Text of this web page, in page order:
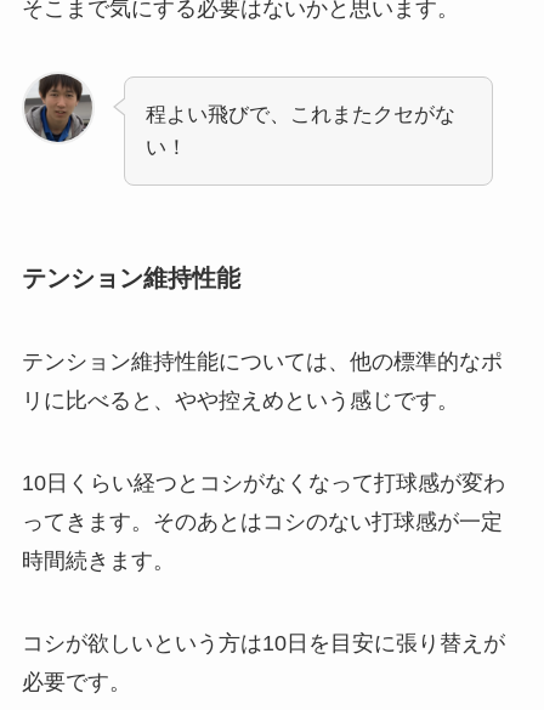
そこまで気にする必要はないかと思います。
程よい飛びで、これまたクセがな
い！
テンション維持性能
テンション維持性能については、他の標準的なポ
リに比べると、やや控えめという感じです。
10日くらい経つとコシがなくなって打球感が変わ
ってきます。そのあとはコシのない打球感が一定
時間続きます。
コシが欲しいという方は10日を目安に張り替えが
必要です。